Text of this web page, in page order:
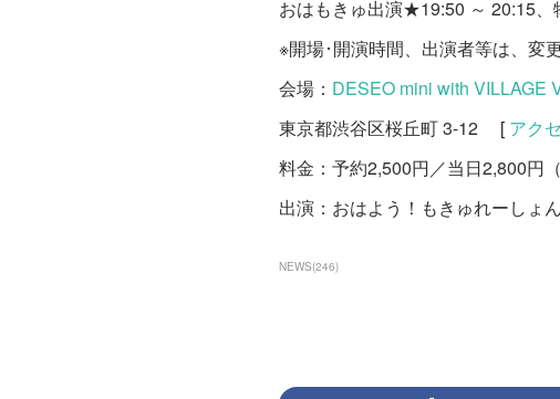
おはもきゅ出演★19:50 ～ 20:15
※開場･開演時間、出演者等は、変
会場： DESEO mini with VILLAGE
東京都渋谷区桜丘町 3-12 [ アク
料金：予約2,500円／当日2,800円（
出演：おはよう！もきゅれーしょ
NEWS(246)